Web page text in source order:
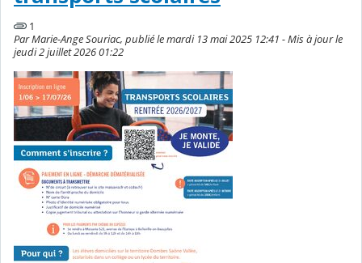
1
Par Marie-Ange Souriac, publié le mardi 13 mai 2025 12:41 - Mis à jour le
jeudi 2 juillet 2026 01:22